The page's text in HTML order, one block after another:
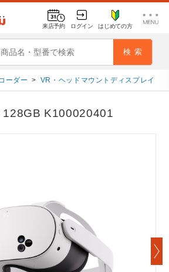
来店予約 ログイン はじめての方
ーダー > VR・ヘッドマウントディスプレイ
K100020401